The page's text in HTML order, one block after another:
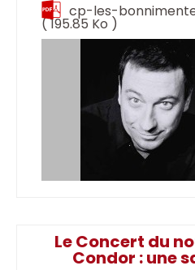
cp-les-
( 195.85 Ko )
Le Concert du
Condor : une